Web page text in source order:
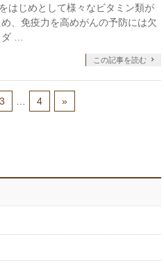
はじめとして様々なビタミン類が
、免疫力を高めがんの予防には欠
ダ …
この記事を読む
3 … 4 »